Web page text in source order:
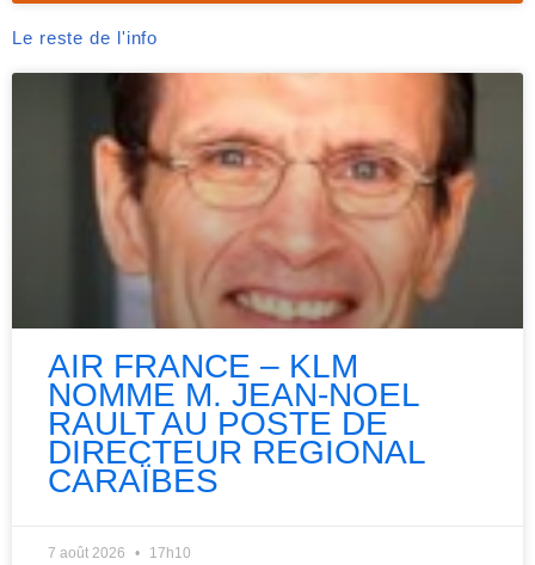
Le reste de l'info
AIR FRANCE – KLM
NOMME M. JEAN-NOEL
RAULT AU POSTE DE
DIRECTEUR REGIONAL
CARAÏBES
7 août 2026 17h10